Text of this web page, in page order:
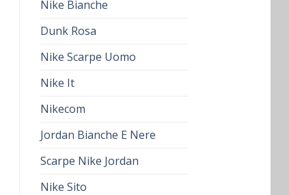
Nike Bianche
Dunk Rosa
Nike Scarpe Uomo
Nike It
Nikecom
Jordan Bianche E Nere
Scarpe Nike Jordan
Nike Sito